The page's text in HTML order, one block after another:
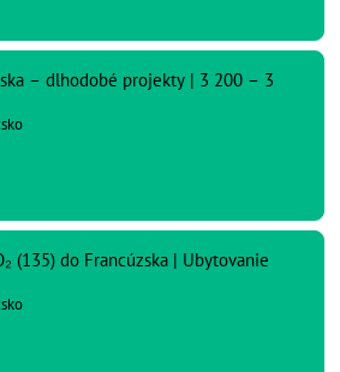
– dlhodobé projekty | 3 200 – 3
(135) do Francúzska | Ubytovanie